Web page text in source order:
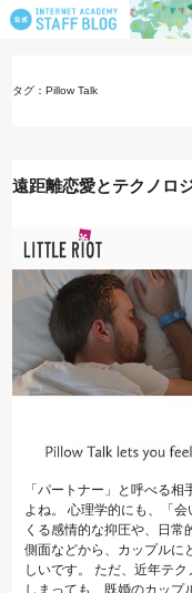
タグ：Pillow Talk
遠距離恋愛とテクノロ
「パートナー」と呼べる
よね。 心理学的にも、「
くる感情的な抑圧や、日常
側面などから、カップルに
しいです。 ただ、近年テ
しまっても、既婚のカップ